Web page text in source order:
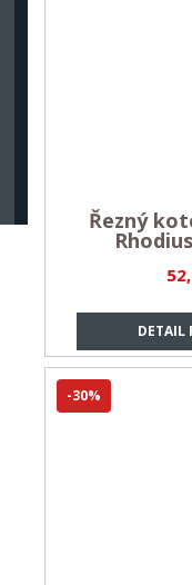
DETAIL
Řezný
-30%